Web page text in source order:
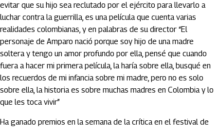
evitar que su hijo sea reclutado por el ejército para llevarlo a
luchar contra la guerrilla, es una película que cuenta varias
realidades colombianas, y en palabras de su director “El
personaje de Amparo nació porque soy hijo de una madre
soltera y tengo un amor profundo por ella, pensé que cuando
fuera a hacer mi primera película, la haría sobre ella, busqué en
los recuerdos de mi infancia sobre mi madre, pero no es solo
sobre ella, la historia es sobre muchas madres en Colombia y lo
que les toca vivir”
Ha ganado premios en la semana de la crítica en el festival de